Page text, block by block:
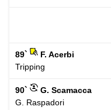
89`
F. Acerbi
Tripping
90`
G. Scamacca
G. Raspadori